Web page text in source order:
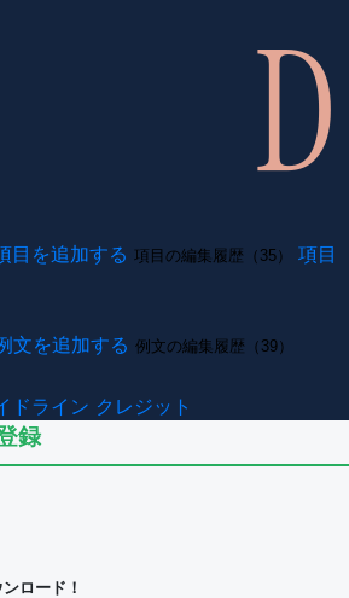
目を追加する 項目の編集履歴（35）
項目
文を追加する 例文の編集履歴（39）
ドライン クレジット
録
ロード！